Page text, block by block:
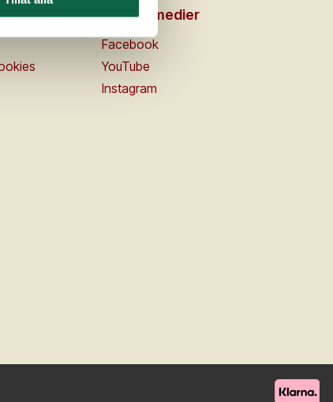
Sociala medier
Facebook
YouTube
Instagram